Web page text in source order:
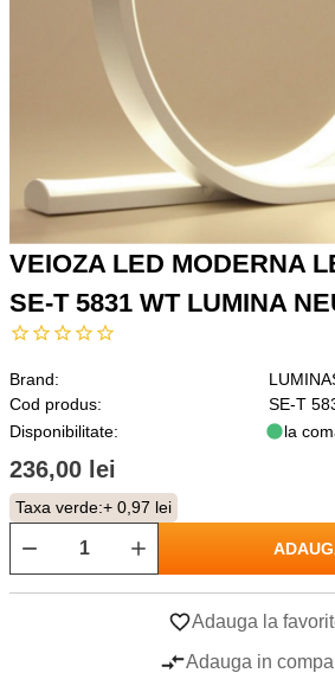
VEIOZA LED MODERNA
SE-T 5831 WT LUMINA
Brand:
Cod produs:
SE-T
Disponibilitate:
la
236,00 lei
Taxa verde:+ 0,97 lei
Adauga la
Adauga in